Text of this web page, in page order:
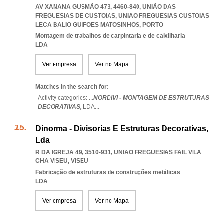
AV XANANA GUSMÃO 473, 4460-840, UNIÃO DAS
FREGUESIAS DE CUSTOIAS, UNIAO FREGUESIAS CUSTOIAS
LECA BALIO GUIFOES MATOSINHOS, PORTO
Montagem de trabalhos de carpintaria e de caixilharia
LDA
Ver empresa Ver no Mapa
Matches in the search for:
Activity categories: ...NORDIVI - MONTAGEM DE ESTRUTURAS
DECORATIVAS, LDA...
Dinorma - Divisorias E Estruturas Decorativas,
Lda
R DA IGREJA 49, 3510-931, UNIAO FREGUESIAS FAIL VILA
CHA VISEU, VISEU
Fabricação de estruturas de construções metálicas
LDA
Ver empresa Ver no Mapa